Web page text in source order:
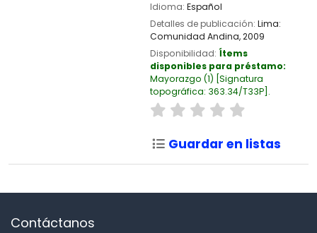
Idioma: Español
Detalles de publicación: Lima:
Comunidad Andina,2009
Disponibilidad: Ítems
disponibles para préstamo:
Mayorazgo (1) Signatura
topográfica: 363.34/T33P .
Guardar en listas
Contáctanos